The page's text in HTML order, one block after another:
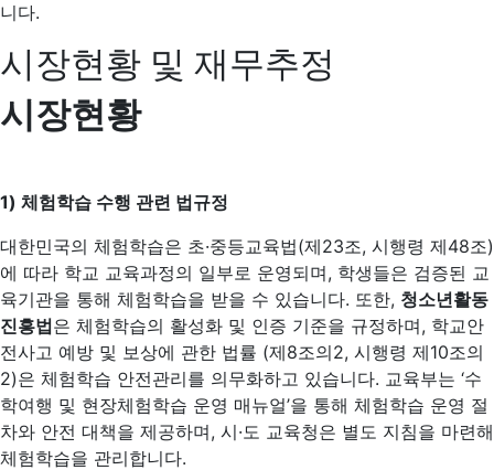
니다.
시장현황 및 재무추정
시장현황
1) 체험학습 수행 관련 법규정
대한민국의 체험학습은 초·중등교육법(제23조, 시행령 제48조)
에 따라 학교 교육과정의 일부로 운영되며, 학생들은 검증된 교
육기관을 통해 체험학습을 받을 수 있습니다. 또한, 청소년활동
진흥법은 체험학습의 활성화 및 인증 기준을 규정하며, 학교안
전사고 예방 및 보상에 관한 법률 (제8조의2, 시행령 제10조의
2)은 체험학습 안전관리를 의무화하고 있습니다. 교육부는 ‘수
학여행 및 현장체험학습 운영 매뉴얼’을 통해 체험학습 운영 절
차와 안전 대책을 제공하며, 시·도 교육청은 별도 지침을 마련해
체험학습을 관리합니다.